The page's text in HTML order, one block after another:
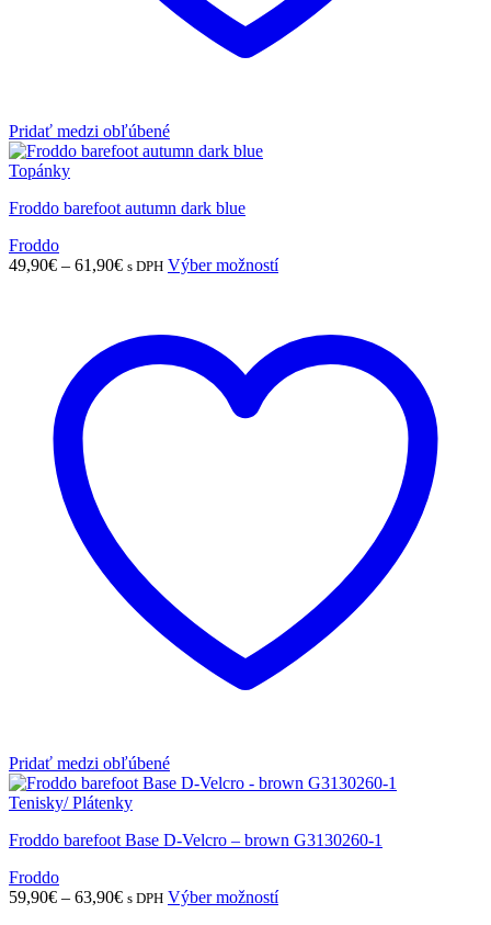
Pridať medzi obľúbené
Topánky
Froddo barefoot autumn dark blue
Froddo
49,90€ – 61,90€Price
61,90€
s DPH Výber možnostíTento
variantov.
Možnosti
si
Pridať medzi obľúbené
Tenisky/ Plátenky
Froddo barefoot Base D-Velcro – brown G3130260-1
Froddo
59,90€ – 63,90€Price
s DPH Výber možnostíTento